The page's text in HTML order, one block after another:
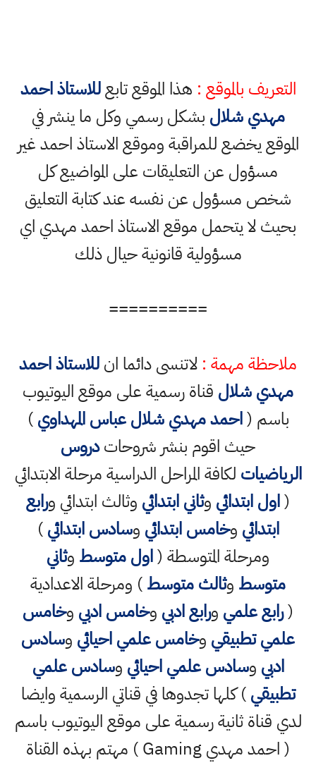
التعريف بالموقع : هذا الموقع تابعللاستاذ احمد
مهدي شلال بشكل رسمي وكل ما ينشر في
الموقع يخضع للمراقبة وموقع الاستاذ احمد غير
مسؤول عن التعليقات على المواضيع كل
شخص مسؤول عن نفسه عند كتابة التعليق
بحيث لا يتحمل موقع الاستاذ احمد مهدي اي
مسؤولية قانونية حيال ذلك
==========
ملاحظة مهمة : لاتنسى دائما انللاستاذ احمد
مهدي شلال قناة رسمية على موقع اليوتيوب
باسم (احمد مهدي شلال عباس المهداوي)
حيث اقوم بنشر شروحاتدروس
الرياضيات لكافة المراحل الدراسية مرحلة الابتدائي
(اول ابتدائي وثاني ابتدائي وثالث ابتدائي ورابع
ابتدائي وخامس ابتدائي وسادس ابتدائي)
ومرحلة المتوسطة (اول متوسط وثاني
متوسط وثالث متوسط) ومرحلة الاعدادية
(رابع علمي ورابع ادبي وخامس ادبي وخامس
علمي تطبيقي وخامس علمي احيائي وسادس
ادبي وسادس علمي احيائي وسادس علمي
تطبيقي) كلها تجدوها في قناتي الرسمية وايضا
لدي قناة ثانية رسمية على موقع اليوتيوب باسم
( احمد مهدي Gaming ) مهتم بهذه القناة